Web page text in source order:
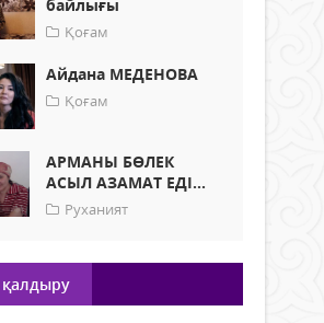
байлығы
Қоғам
Айдана МЕДЕНОВА
Қоғам
АРМАНЫ БӨЛЕК
АСЫЛ АЗАМАТ ЕДІ...
Руханият
қалдыру